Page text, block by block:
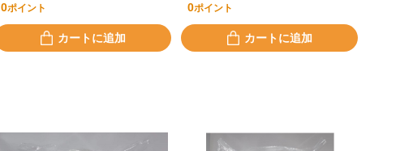
0ポイント
カートに追加
0ポイント
カートに追加